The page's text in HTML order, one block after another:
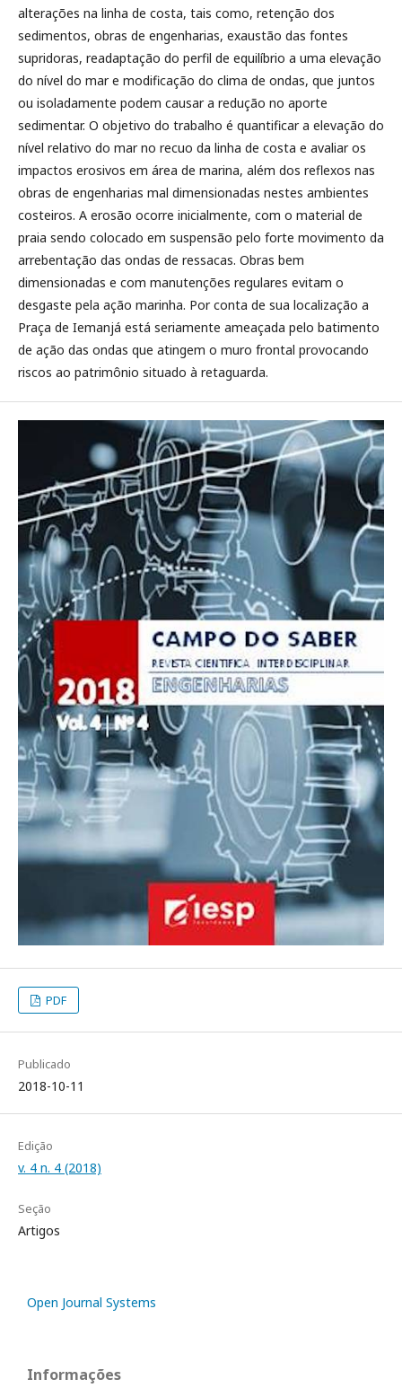
alterações na linha de costa, tais como, retenção dos
sedimentos, obras de engenharias, exaustão das fontes
supridoras, readaptação do perfil de equilíbrio a uma elevação
do nível do mar e modificação do clima de ondas, que juntos
ou isoladamente podem causar a redução no aporte
sedimentar. O objetivo do trabalho é quantificar a elevação do
nível relativo do mar no recuo da linha de costa e avaliar os
impactos erosivos em área de marina, além dos reflexos nas
obras de engenharias mal dimensionadas nestes ambientes
costeiros. A erosão ocorre inicialmente, com o material de
praia sendo colocado em suspensão pelo forte movimento da
arrebentação das ondas de ressacas. Obras bem
dimensionadas e com manutenções regulares evitam o
desgaste pela ação marinha. Por conta de sua localização a
Praça de Iemanjá está seriamente ameaçada pelo batimento
de ação das ondas que atingem o muro frontal provocando
riscos ao patrimônio situado à retaguarda.
PDF
Publicado
2018-10-11
Edição
v. 4 n. 4 (2018)
Seção
Artigos
Open Journal Systems
Informações